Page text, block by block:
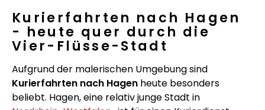
Kurierfahrten nach Hagen
- heute quer durch die
Vier-Flüsse-Stadt
Aufgrund der malerischen Umgebung sind
Kurierfahrten nach Hagen heute besonders
beliebt. Hagen, eine relativ junge Stadt in